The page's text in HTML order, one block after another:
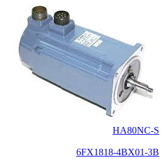
HA80NC-S
6FX1818-4BX01-3B